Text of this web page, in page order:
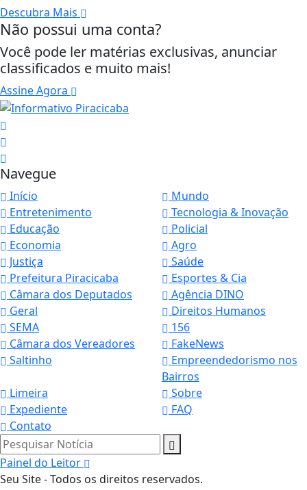
Descubra Mais
Não possui uma conta?
Você pode ler matérias exclusivas, anunciar
classificados e muito mais!
Assine Agora
Navegue
Início
Mundo
Entretenimento
Tecnologia & Inovação
Educação
Policial
Economia
Agro
Justiça
Saúde
Prefeitura Piracicaba
Esportes & Cia
Câmara dos Deputados
Agência DINO
Geral
Direitos Humanos
SEMA
156
Câmara dos Vereadores
FakeNews
Saltinho
Empreendedorismo nos
Bairros
Limeira
Sobre
Expediente
FAQ
Contato
Pesquisar Notícia
Painel do Leitor
Seu Site - Todos os direitos reservados.